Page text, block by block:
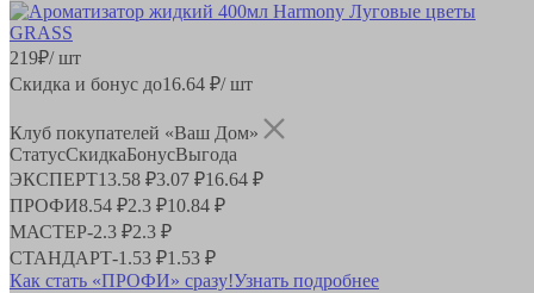
219₽/ шт
Скидка и бонус до16.64 ₽/ шт
Клуб покупателей «Ваш Дом»
СтатусСкидкаБонусВыгода
ЭКСПЕРТ13.58 ₽3.07 ₽16.64 ₽
ПРОФИ8.54 ₽2.3 ₽10.84 ₽
МАСТЕР-2.3 ₽2.3 ₽
СТАНДАРТ-1.53 ₽1.53 ₽
Как стать «ПРОФИ» сразу!Узнать подробнее